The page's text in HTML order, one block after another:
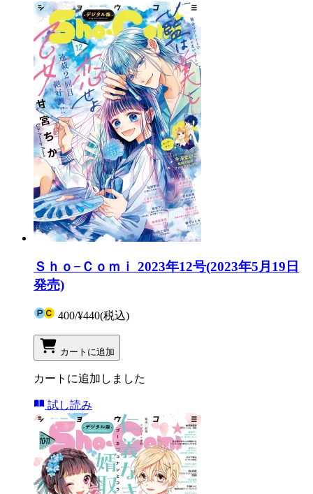
Ｓｈｏ−Ｃｏｍｉ 2023年12号(2023年5月19日
発売)
400/¥440(税込)
カートに追加
カートに追加しました
試し読み